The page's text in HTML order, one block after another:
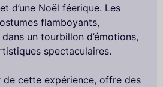
d’une Noël féerique. Les
flamboyants,
un tourbillon d’émotions,
spectaculaires.
cette expérience, offre des